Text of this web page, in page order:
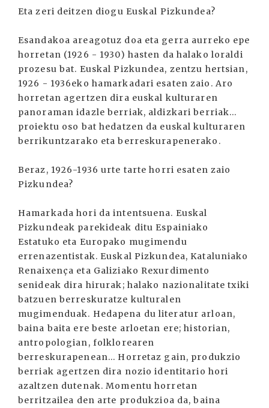
Eta zeri deitzen diogu Euskal Pizkundea?
Esandakoa areagotuz doa eta gerra aurreko epe
horretan (1926 - 1930) hasten da halako loraldi
prozesu bat. Euskal Pizkundea, zentzu hertsian,
1926 - 1936eko hamarkadari esaten zaio. Aro
horretan agertzen dira euskal kulturaren
panoraman idazle berriak, aldizkari berriak...
proiektu oso bat hedatzen da euskal kulturaren
berrikuntzarako eta berreskurapenerako.
Beraz, 1926-1936 urte tarte horri esaten zaio
Pizkundea?
Hamarkada hori da intentsuena. Euskal
Pizkundeak parekideak ditu Espainiako
Estatuko eta Europako mugimendu
errenazentistak. Euskal Pizkundea, Kataluniako
Renaixença eta Galiziako Rexurdimento
senideak dira hirurak; halako nazionalitate txiki
batzuen berreskuratze kulturalen
mugimenduak. Hedapena du literatur arloan,
baina baita ere beste arloetan ere; historian,
antropologian, folklorearen
berreskurapenean... Horretaz gain, produkzio
berriak agertzen dira nozio identitario hori
azaltzen dutenak. Momentu horretan
berritzailea den arte produkzioa da, baina